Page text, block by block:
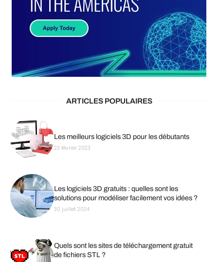
ARTICLES POPULAIRES
Les meilleurs logiciels 3D pour les débutants
23 février 2023
Les logiciels 3D gratuits : quelles sont les
solutions pour modéliser facilement vos idées ?
30 juillet 2024
Quels sont les sites de téléchargement gratuit
de fichiers STL ?